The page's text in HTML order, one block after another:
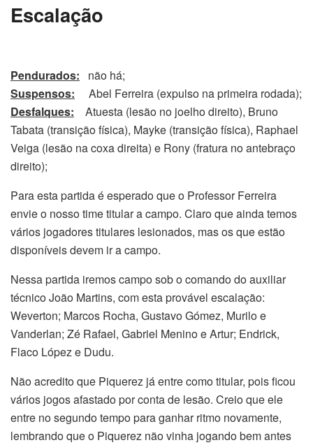
Escalação
Pendurados:
não há;
Suspensos: Abel Ferreira (expulso na primeira rodada);
Desfalques: Atuesta (lesão no joelho direito), Bruno
Tabata (transição física), Mayke (transição física), Raphael
Veiga (lesão na coxa direita) e Rony (fratura no antebraço
direito);
Para esta partida é esperado que o Professor Ferreira
envie o nosso time titular a campo. Claro que ainda temos
vários jogadores titulares lesionados, mas os que estão
disponíveis devem ir a campo.
Nessa partida iremos campo sob o comando do auxiliar
técnico João Martins, com esta provável escalação:
Weverton; Marcos Rocha, Gustavo Gómez, Murilo e
Vanderlan; Zé Rafael, Gabriel Menino e Artur; Endrick,
Flaco López e Dudu.
Não acredito que Piquerez já entre como titular, pois ficou
vários jogos afastado por conta de lesão. Creio que ele
entre no segundo tempo para ganhar ritmo novamente,
lembrando que o Piquerez não vinha jogando bem antes